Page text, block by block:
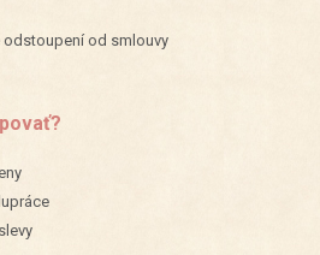
odstoupení od smlouvy